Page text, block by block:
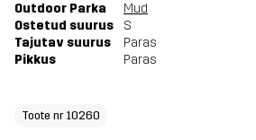
Outdoor Parka
Mud
Ostetud suurus
S
Tajutav suurus
Paras
Pikkus
Paras
Toote nr 10260